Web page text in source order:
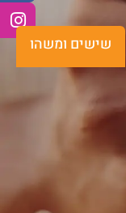
שישים ומשהו